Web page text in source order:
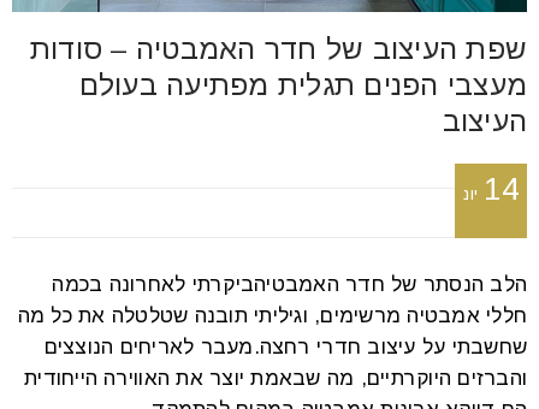
שפת העיצוב של חדר האמבטיה – סודות
מעצבי הפנים תגלית מפתיעה בעולם
העיצוב
14 יונ
הלב הנסתר של חדר האמבטיהביקרתי לאחרונה בכמה
חללי אמבטיה מרשימים, וגיליתי תובנה שטלטלה את כל מה
שחשבתי על עיצוב חדרי רחצה.מעבר לאריחים הנוצצים
והברזים היוקרתיים, מה שבאמת יוצר את האווירה הייחודית
font_download סמן קישורים